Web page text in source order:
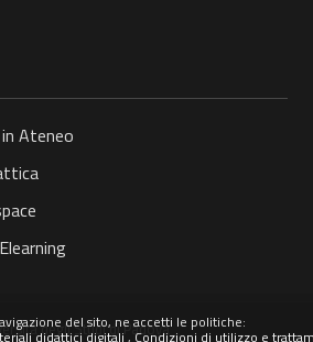
del sito, ne accetti le politiche:
didattici digitali Condizioni di utilizzo e
Ateneo
degli Studi di Padova